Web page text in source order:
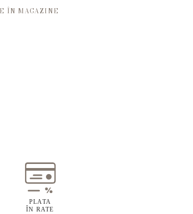
ÎN MAGAZINE
PLATA
ÎN RATE